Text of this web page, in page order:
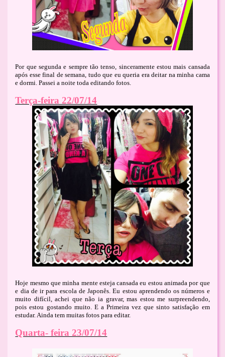
Por que segunda e sempre tão tenso, sinceramente estou mais cansada
após esse final de semana, tudo que eu queria era deitar na minha cama
e dormi. Passei a noite toda editando fotos.
Terça-feira 22/07/14
Hoje mesmo que minha mente esteja cansada eu estou animada por que
e dia de ir para escola de Japonês. Eu estou aprendendo os números e
muito difícil, achei que não ia gravar, mas estou me surpreendendo,
pois estou gostando muito. E a Primeira vez que sinto satisfação em
estudar. Ainda tem muitas fotos para editar.
Quarta- feira 23/07/14